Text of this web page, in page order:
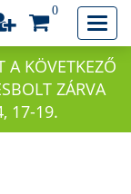
0
A KÖVETKEZŐ
ZÁRVA
17-19.